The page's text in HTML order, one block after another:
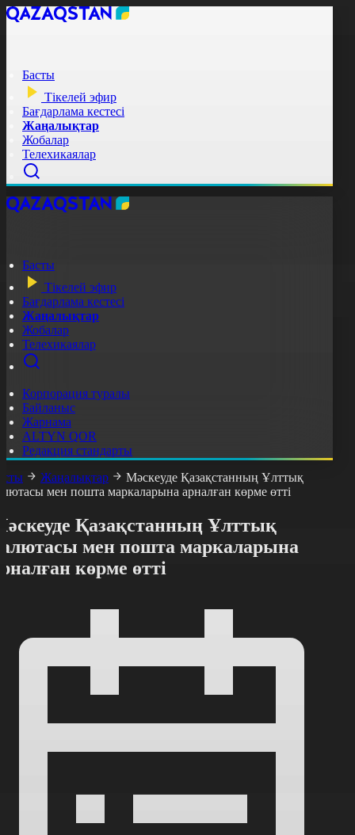
Басты
Тікелей эфир
Бағдарлама кестесі
Жаңалықтар
Жобалар
Телехикаялар
Басты
Тікелей эфир
Бағдарлама кестесі
Жаңалықтар
Жобалар
Телехикаялар
Корпорация туралы
Байланыс
Жарнама
ALTYN QOR
Редакция стандарты
Жаңалықтар
Мәскеуде Қазақстанның Ұлттық
мен пошта маркаларына арналған көрме өтті
Қазақстанның Ұлттық
мен пошта маркаларына
көрме өтті